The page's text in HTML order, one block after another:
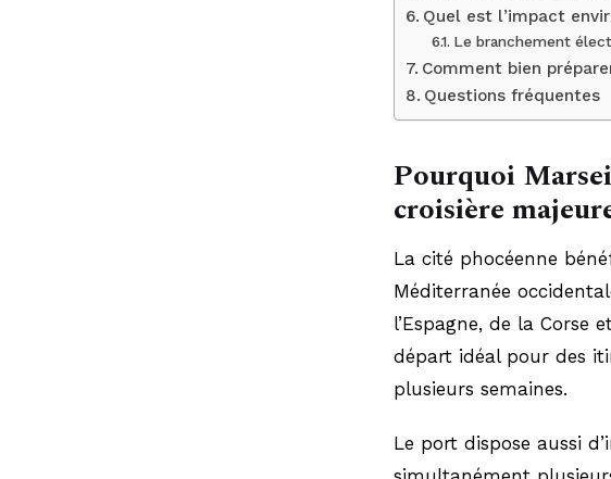
Quel est l’impact
Le branchement
Comment bien
Questions fréquentes
Pourquoi
croisière
La cité phocéenne
Méditerranée
l’Espagne, de la
départ idéal pour des
plusieurs semaines.
Le port dispose aussi